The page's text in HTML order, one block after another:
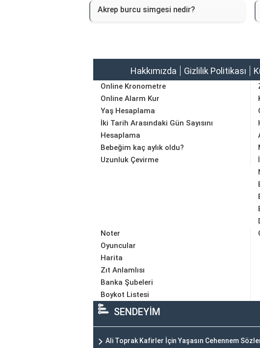
Akrep burcu simgesi nedir?
Hakkımızda Gizlilik Politikası
Online Kronometre
Online Alarm Kur
Yaş Hesaplama
İki Tarih Arasındaki Gün Sayısını
Hesaplama
Bebeğim kaç aylık oldu?
Uzunluk Çevirme
Noter
Oyuncular
Harita
Zıt Anlamlısı
Banka Şubeleri
Boykot Listesi
SENDEYİM
Ali Toprak Kafirler İçin Yaşasın Cehennem